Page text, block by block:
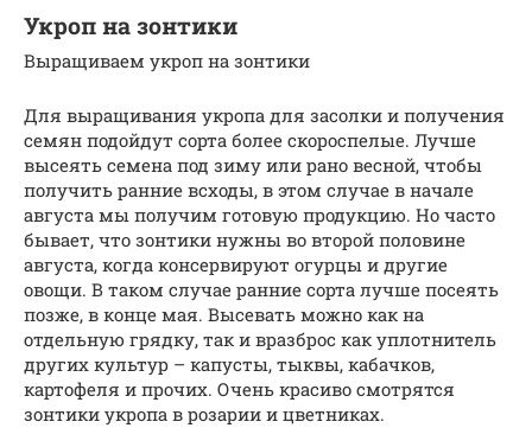
Укроп на зонтики
Выращиваем укроп на зонтики
Для выращивания укропа для засолки и получения
семян подойдут сорта более скороспелые. Лучше
высеять семена под зиму или рано весной, чтобы
получить ранние всходы, в этом случае в начале
августа мы получим готовую продукцию. Но часто
бывает, что зонтики нужны во второй половине
августа, когда консервируют огурцы и другие
овощи. В таком случае ранние сорта лучше посеять
позже, в конце мая. Высевать можно как на
отдельную грядку, так и вразброс как уплотнитель
других культур – капусты, тыквы, кабачков,
картофеля и прочих. Очень красиво смотрятся
зонтики укропа в розарии и цветниках.